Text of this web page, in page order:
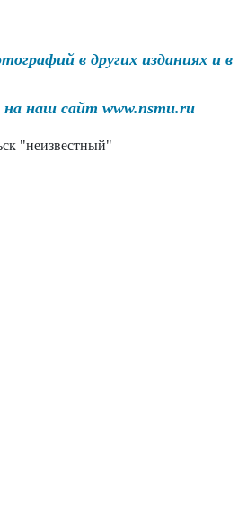
в других изданиях и в
на наш сайт www.nsmu.ru
"неизвестный"